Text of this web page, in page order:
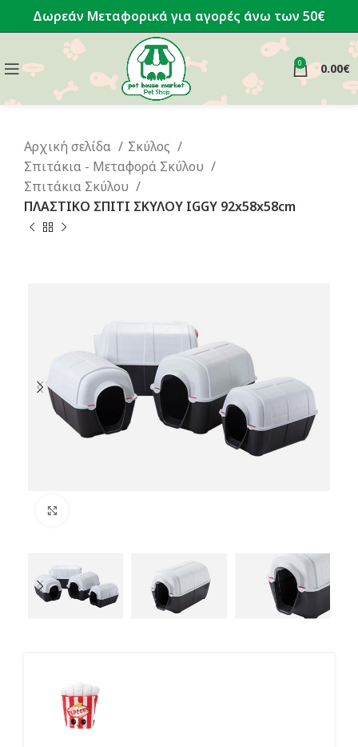
Δωρεάν Μεταφορικά για αγορές άνω των 50€
0 0.00€
Αρχική σελίδα
Σκύλος
Σπιτάκια - Μεταφορά Σκύλου
Σπιτάκια Σκύλου
ΠΛΑΣΤΙΚΟ ΣΠΙΤΙ ΣΚΥΛΟΥ IGGY 92x58x58cm